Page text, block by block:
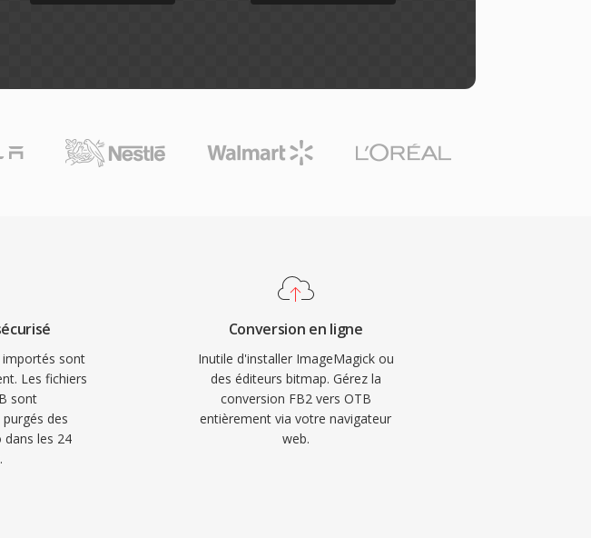
importés sont
Les fichiers
sont
des
dans les 24
Conversion en ligne
Inutile d'installer ImageMagick ou
des éditeurs bitmap. Gérez la
conversion FB2 vers OTB
entièrement via votre navigateur
web.